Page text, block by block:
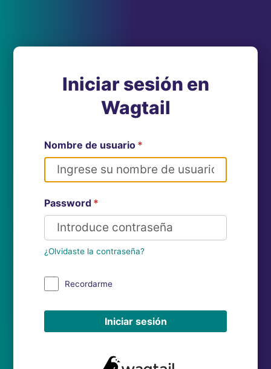
Iniciar sesión en
Wagtail
Nombre de usuario *
Password *
¿Olvidaste la contraseña?
Recordarme
Iniciar sesión